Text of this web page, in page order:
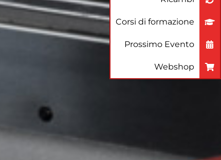
Corsi di formazione
Prossimo Evento
Webshop